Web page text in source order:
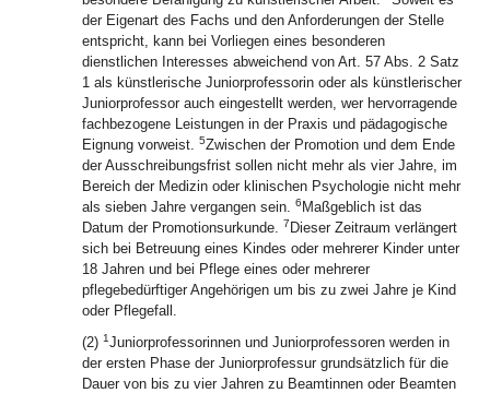
der Eigenart des Fachs und den Anforderungen der Stelle
entspricht, kann bei Vorliegen eines besonderen
dienstlichen Interesses abweichend von Art. 57 Abs. 2 Satz
1 als künstlerische Juniorprofessorin oder als künstlerischer
Juniorprofessor auch eingestellt werden, wer hervorragende
fachbezogene Leistungen in der Praxis und pädagogische
Eignung vorweist. 5Zwischen der Promotion und dem Ende
der Ausschreibungsfrist sollen nicht mehr als vier Jahre, im
Bereich der Medizin oder klinischen Psychologie nicht mehr
als sieben Jahre vergangen sein. 6 Maßgeblich ist das
Datum der Promotionsurkunde. 7 Dieser Zeitraum verlängert
sich bei Betreuung eines Kindes oder mehrerer Kinder unter
18 Jahren und bei Pflege eines oder mehrerer
pflegebedürftiger Angehörigen um bis zu zwei Jahre je Kind
oder Pflegefall.
(2) 1Juniorprofessorinnen und Juniorprofessoren werden in
der ersten Phase der Juniorprofessur grundsätzlich für die
Dauer von bis zu vier Jahren zu Beamtinnen oder Beamten